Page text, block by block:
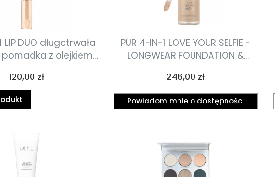
LIP DUO długotrwała
z olejkiem
Cena
120,00 zł
PÜR 4-IN-1 LOVE YOUR SELFIE -
LONGWEAR FOUNDATION &
wielozadaniowy, doskonale
kryjący podkład do twarzy 4 w
1 30ml
Cena
246,00 zł
Powiadom mnie o dostępności